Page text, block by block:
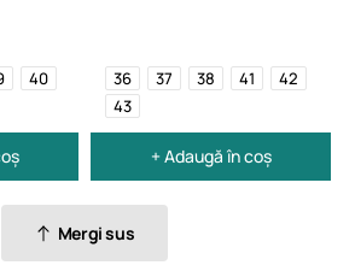
40
36 37 38 41
42
43
+ Adaugă în coș
Mergi sus